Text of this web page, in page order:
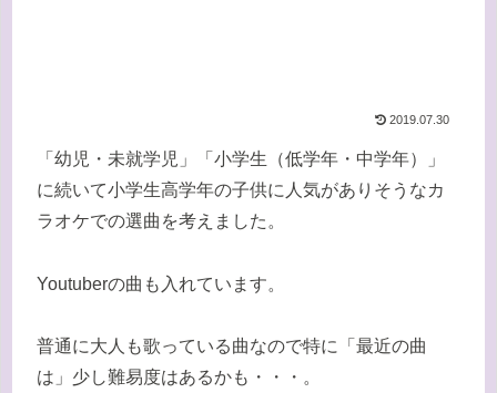
2019.07.30
「幼児・未就学児」「小学生（低学年・中学年）」
に続いて小学生高学年の子供に人気がありそうなカ
ラオケでの選曲を考えました。
Youtuberの曲も入れています。
普通に大人も歌っている曲なので特に「最近の曲
は」少し難易度はあるかも・・・。